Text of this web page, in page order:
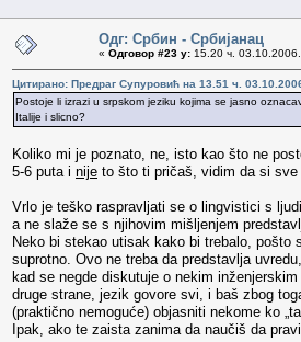
Одг: Србин - Србијанац
« Одговор #23 у: 15.20 ч.
Цитирано: Предраг Супуровић на 13.51 ч.
Postoje li izrazi u srpskom jeziku kojima se jasno
Italije i slicno?
Koliko mi je poznato, ne, isto kao što ne
5-6 puta i nije to što ti pričaš, vidim da si
Vrlo je teško raspravljati se o lingvistici s
a ne slaže se s njihovim mišljenjem
Neko bi stekao utisak kako bi trebalo,
suprotno. Ovo ne treba da predstavlja
kad se negde diskutuje o nekim
druge strane, jezik govore svi, i baš zbog
(praktično nemoguće) objasniti nekome ko
Ipak, ako te zaista zanima da naučiš da